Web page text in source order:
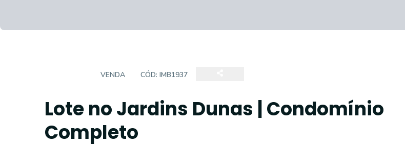
VENDA CÓD: IMB1937
Lote no Jardins Dunas | Condomínio
Completo